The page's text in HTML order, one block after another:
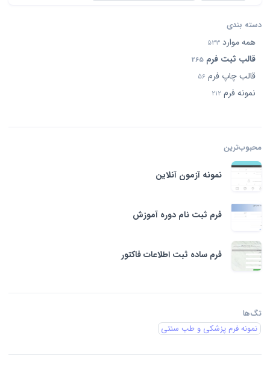
دسته بندی
همه موارد 533
قالب ثبت فرم 265
قالب چاپ فرم 56
نمونه فرم 212
محبوب‌ترین‌
نمونه آزمون آنلاین
فرم ثبت نام دوره آموزش
فرم ساده ثبت اطلاعات فاکتور
تگ‌ها
نمونه فرم پزشکی و طب سنتی